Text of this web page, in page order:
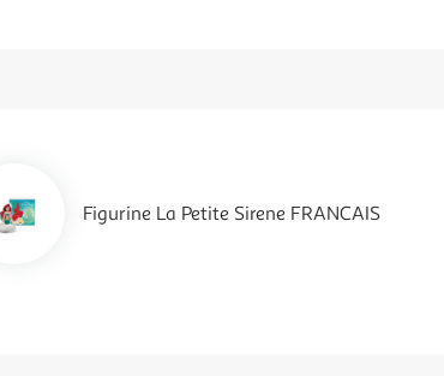
Figurine La Petite Sirene FRANCAIS